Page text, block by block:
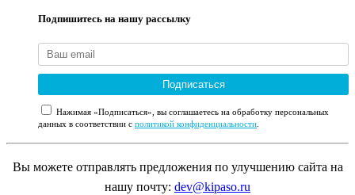
Подпишитесь на нашу рассылку
Подписаться
Нажимая «Подписаться», вы соглашаетесь на обработку персональных
данных в соответствии с политикой конфиденциальности.
Вы можете отправлять предложения по улучшению сайта на
нашу почту: dev@kipaso.ru